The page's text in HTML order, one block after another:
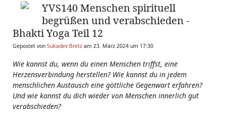
YVS140 Menschen spirituell
begrüßen und verabschieden -
Bhakti Yoga Teil 12
Gepostet von Sukadev Bretz am 23. März 2024 um 17:30
Wie kannst du, wenn du einen Menschen triffst, eine
Herzensverbindung herstellen? Wie kannst du in jedem
menschlichen Austausch eine göttliche Gegenwart erfahren?
Und wie kannst du dich wieder von Menschen innerlich gut
verabschieden?